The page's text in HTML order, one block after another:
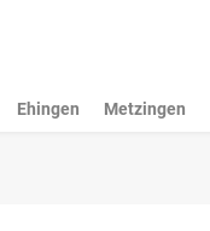
Ehingen Metzingen